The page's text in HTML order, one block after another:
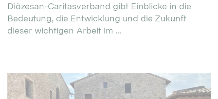
Diözesan-Caritasverband gibt Einblicke in die
Bedeutung, die Entwicklung und die Zukunft
dieser wichtigen Arbeit im ...